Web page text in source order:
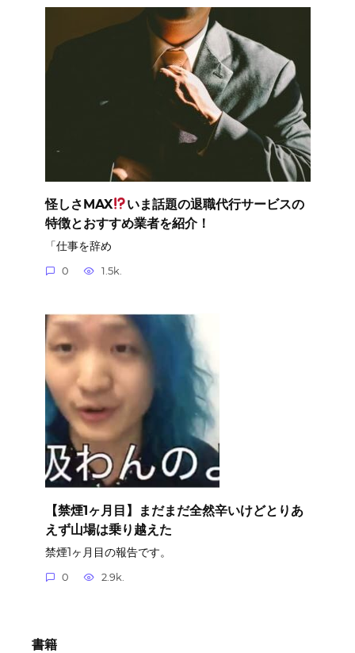
怪しさMAX
いま話題の退職代行サービスの
特徴とおすすめ業者を紹介！
「仕事を辞め
0 1.5k.
【禁煙1ヶ月目】まだまだ全然辛いけどとりあ
えず山場は乗り越えた
禁煙1ヶ月目の報告です。
0 2.9k.
書籍